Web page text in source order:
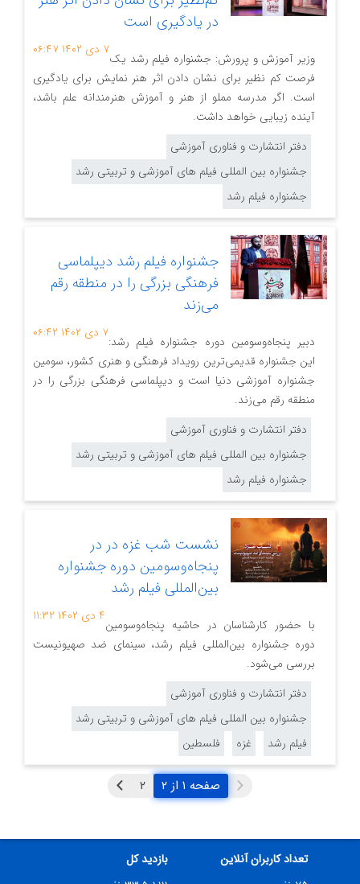
در یادگیری است
۷ دی ۱۴۰۲ ۰۶:۴۷
وزیر آموزش و پرورش: جشنواره فیلم رشد یک
فرصت کم نظیر برای نشان دادن اثر هنر نمایش برای یادگیری
است. اگر مدرسه مملو از هنر و آموزش هنرمندانه علم باشد،
آینده زیبایی خواهد داشت.
دفتر انتشارت و فناوری آموزشی
جشنواره بین المللی فیلم های آموزشی و تربیتی رشد
جشنواره فیلم رشد
جشنواره فیلم رشد دیپلماسی
فرهنگی بزرگی را در منطقه رقم
می‌زند
۷ دی ۱۴۰۲ ۰۶:۴۲
دبیر پنجاه‌وسومین دوره جشنواره فیلم‌ رشد:
این جشنواره قدیمی‌ترین رویداد فرهنگی و هنری کشور، سومین
جشنواره آموزشی دنیا است و دیپلماسی فرهنگی بزرگی را در
منطقه رقم می‌زند.
دفتر انتشارت و فناوری آموزشی
جشنواره بین المللی فیلم های آموزشی و تربیتی رشد
جشنواره فیلم رشد
نشست شب غزه در در
پنجاه‌وسومین دوره جشنواره
بین‌المللی فیلم رشد
۴ دی ۱۴۰۲ ۱۱:۳۲
با حضور کارشناسان در حاشیه پنجاه‌وسومین
دوره جشنواره بین‌المللی فیلم رشد، سینمای ضد صهیونیست
بررسی می‌شود.
دفتر انتشارت و فناوری آموزشی
جشنواره بین المللی فیلم های آموزشی و تربیتی رشد
فیلم رشد
غزه فلسطین
صفحه ۱ از ۲
تعداد کاربران آنلاین
بازدید کل